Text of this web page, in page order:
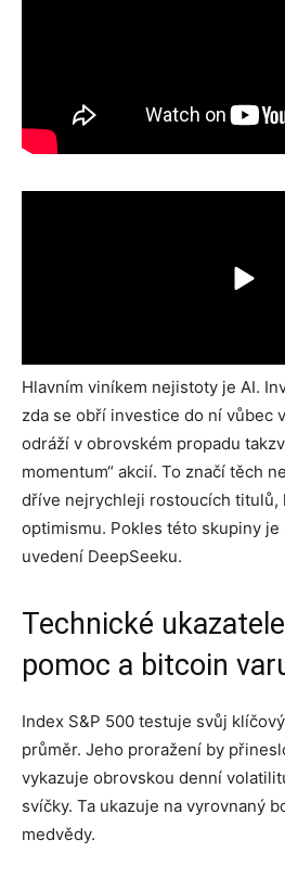
Hlavním viníkem nejistoty je AI.
zda se obří investice do ní vůbec
odráží v obrovském propadu
momentum“ akcií. To značí těch
dříve nejrychleji rostoucích titulů,
optimismu. Pokles této skupiny
uvedení DeepSeeku.
Technické
pomoc a bitcoin
Index S&P 500 testuje svůj
průměr. Jeho proražení by
vykazuje obrovskou denní
svíčky. Ta ukazuje na vyrovnaný
medvědy.